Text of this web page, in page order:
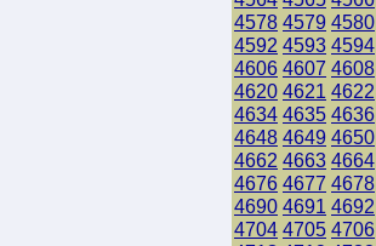
4578 4579 4580
4592 4593 4594
4606 4607 4608
4620 4621 4622
4634 4635 4636
4648 4649 4650
4662 4663 4664
4676 4677 4678
4690 4691 4692
4704 4705 4706